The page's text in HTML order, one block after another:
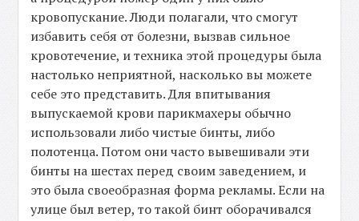
кровопускание. Люди полагали, что смогут
избавить себя от болезни, вызвав сильное
кровотечение, и техника этой процедуры была
настолько неприятной, насколько вы можете
себе это представить. Для впитывания
выпускаемой крови парикмахеры обычно
использовали либо чистые бинты, либо
полотенца. Потом они часто вывешивали эти
бинты на шестах перед своим заведением, и
это была своеобразная форма рекламы. Если на
улице был ветер, то такой бинт оборачивался